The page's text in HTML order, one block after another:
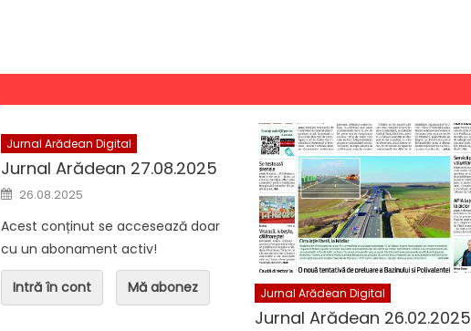
Jurnal Arădean Digital
Jurnal Arădean 27.08.2025
Posted on
26.08.2025
Acest conținut se accesează doar
cu un abonament activ!
Intră în cont Mă abonez Jurnal Arădean Digital
Jurnal Arădean 26.02.2025
Jurnal Arădean Digital
Jurnal Arădean 04.08.2026
Jurnal Arădean Digital
Jurnal Arădean 06.08.2026